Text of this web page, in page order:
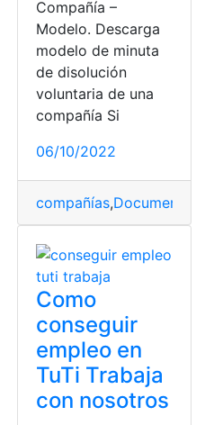
Compañía –
Modelo. Descarga
modelo de minuta
de disolución
voluntaria de una
compañía Si
06/10/2022
compañías,Documentos
Como
conseguir
empleo en
TuTi Trabaja
con nosotros